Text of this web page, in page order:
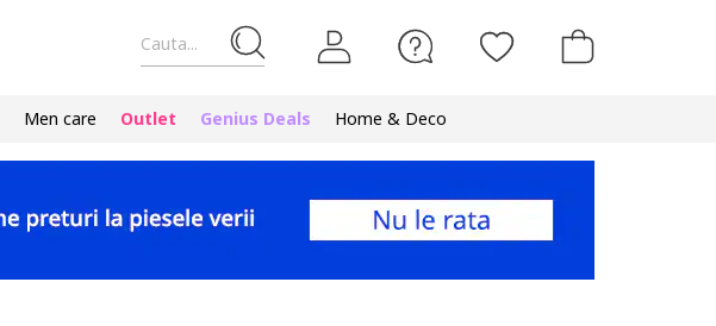
Cauta...
Men care Outlet Genius Deals Home & Deco